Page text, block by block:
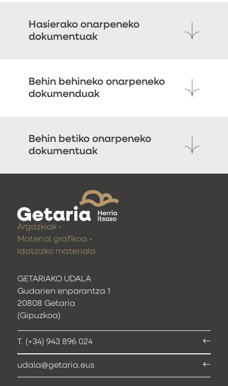
Hasierako onarpeneko
dokumentuak
Behin behineko onarpeneko
dokumenduak
Behin betiko onarpeneko
dokumentuak
GETARIAKO UDALA
Gudarien enparantza 1
20808 Getaria
(Gipuzkoa)
T. (+34) 943 896 024
udala@getaria.eus
Argazkiak
Material grafikoa
Idatzizko materiala